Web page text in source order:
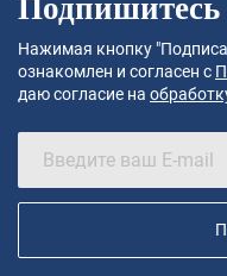
Нажимая кнопку
ознакомлен и согласен с
даю согласие на